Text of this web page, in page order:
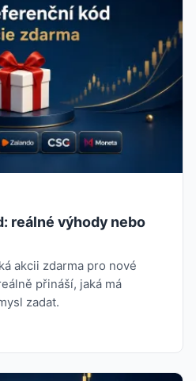
reálné výhody nebo
akcii zdarma pro nové
přináší, jaká má
zadat.